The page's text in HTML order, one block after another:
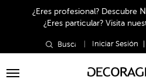
¿Eres profesional? Descubre
¿Eres particular? Visita
Iniciar Sesión
Toggle